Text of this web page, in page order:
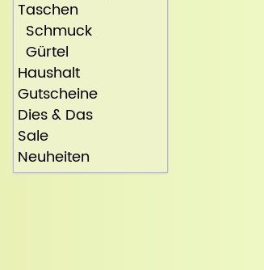
Taschen
Schmuck
Gürtel
Haushalt
Gutscheine
Dies & Das
Sale
Neuheiten